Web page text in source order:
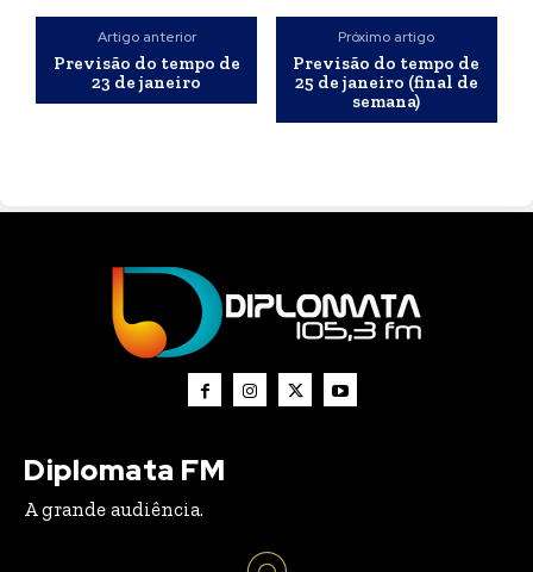
Artigo anterior
Previsão do tempo de
23 de janeiro
Próximo artigo
Previsão do tempo de
25 de janeiro (final de
semana)
Diplomata FM
A grande audiência.